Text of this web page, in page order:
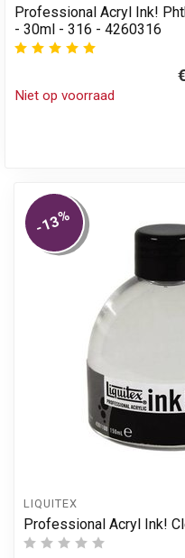
Professional Acryl Ink!
- 30ml - 316 - 4260316
Niet op voorraad
-13%
LIQUITEX
Professional Acryl Ink!